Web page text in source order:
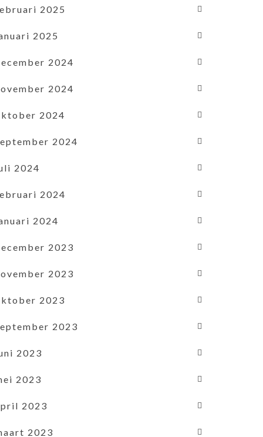
2025
2025
2024
2024
2024
2024
2024
2024
2024
2023
2023
2023
2023
2023
2023
2023
2023